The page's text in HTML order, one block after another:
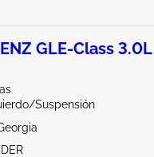
GLE-Class 3.0L
Suspensión